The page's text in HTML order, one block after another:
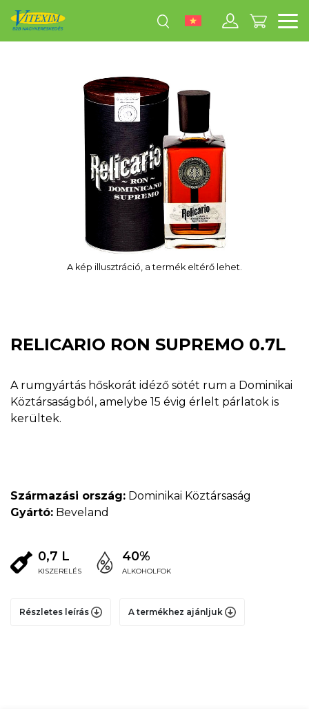
A kép illusztráció, a termék eltérő lehet.
RELICARIO RON SUPREMO 0.7L
A rumgyártás hőskorát idéző sötét rum a Dominikai
Köztársaságból, amelybe 15 évig érlelt párlatok is
kerültek.
Származási ország: Dominikai Köztársaság
Gyártó: Beveland
0,7 L
KISZERELÉS
40%
ALKOHOLFOK
Részletes leírás A termékhez ajánljuk